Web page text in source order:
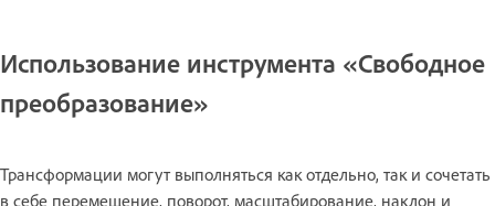
Использование инструмента «Свободное
преобразование»
Трансформации могут выполняться как отдельно, так и сочетать
в себе перемещение, поворот, масштабирование, наклон и